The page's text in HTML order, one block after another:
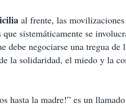
al frente, las
sistemáticamente se
debe negociarse una tregua
la solidaridad, el miedo y la
hasta la madre!” es un